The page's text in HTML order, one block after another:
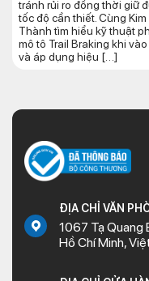
tránh rủi ro đồng thời giữ
tốc độ cần thiết. Cùng Kim
Thành tìm hiểu kỹ thuật
mô tô Trail Braking khi
và áp dụng hiệu […]
ĐỊA CHỈ VĂN
1067 Tạ Quang
Hồ Chí Minh,